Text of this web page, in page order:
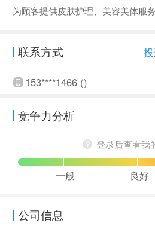
为顾客提供皮肤护理、美容美体服务
联系方式
153****1466 ()
竞争力分析
登录后查看我
一般 良好
公司信息